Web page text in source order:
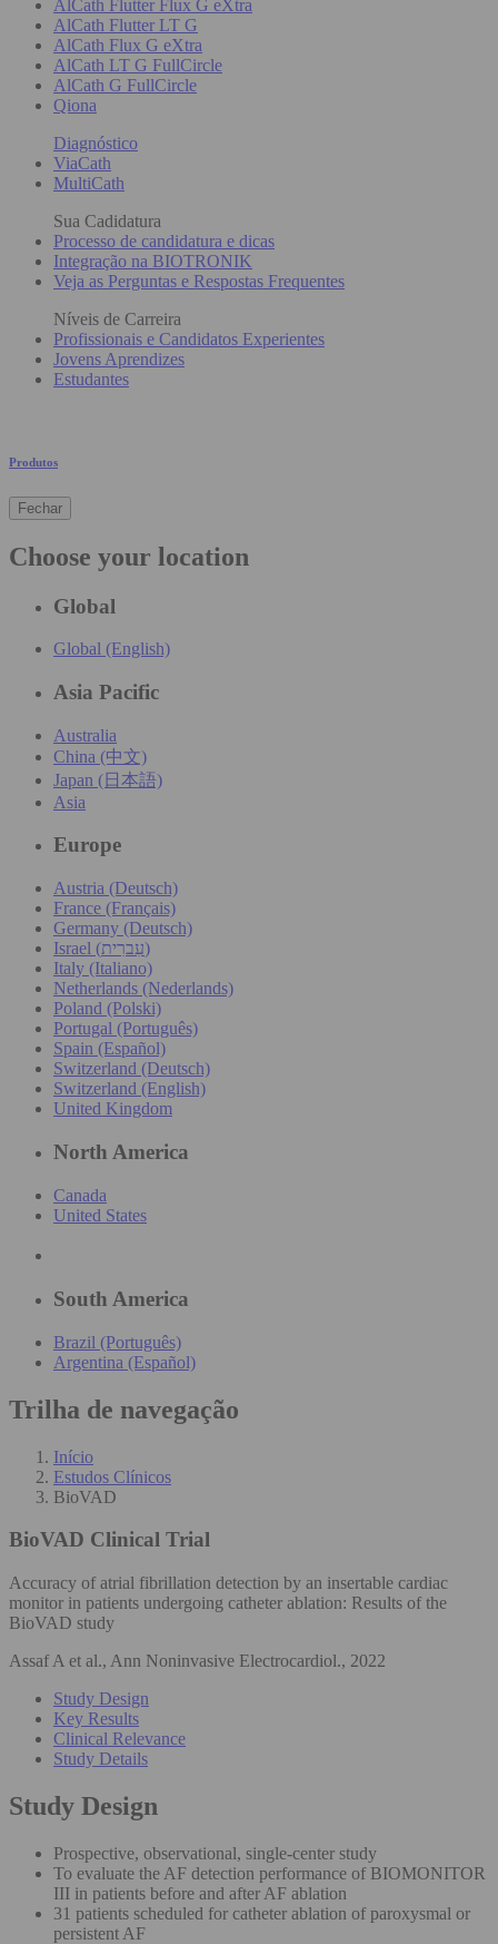
AlCath Flutter Flux G eXtra
AlCath Flutter LT G
AlCath Flux G eXtra
AlCath LT G FullCircle
AlCath G FullCircle
Qiona
Diagnóstico
ViaCath
MultiCath
Sua Cadidatura
Processo de candidatura e dicas
Integração na BIOTRONIK
Veja as Perguntas e Respostas Frequentes
Níveis de Carreira
Profissionais e Candidatos Experientes
Jovens Aprendizes
Estudantes
Produtos
Fechar
Choose your location
Global
Global (English)
Asia Pacific
Australia
China (中文)
Japan (日本語)
Asia
Europe
Austria (Deutsch)
France (Français)
Germany (Deutsch)
Israel (עִברִית)
Italy (Italiano)
Netherlands (Nederlands)
Poland (Polski)
Portugal (Português)
Spain (Español)
Switzerland (Deutsch)
Switzerland (English)
United Kingdom
North America
Canada
United States
South America
Brazil (Português)
Argentina (Español)
Trilha de navegação
Início
Estudos Clínicos
BioVAD
BioVAD Clinical Trial
Accuracy of atrial fibrillation detection by an insertable cardiac
monitor in patients undergoing catheter ablation: Results of the
BioVAD study
Assaf A et al., Ann Noninvasive Electrocardiol., 2022
Study Design
Key Results
Clinical Relevance
Study Details
Study Design
Prospective, observational, single-center study
To evaluate the AF detection performance of BIOMONITOR
III in patients before and after AF ablation
31 patients scheduled for catheter ablation of paroxysmal or
persistent AF